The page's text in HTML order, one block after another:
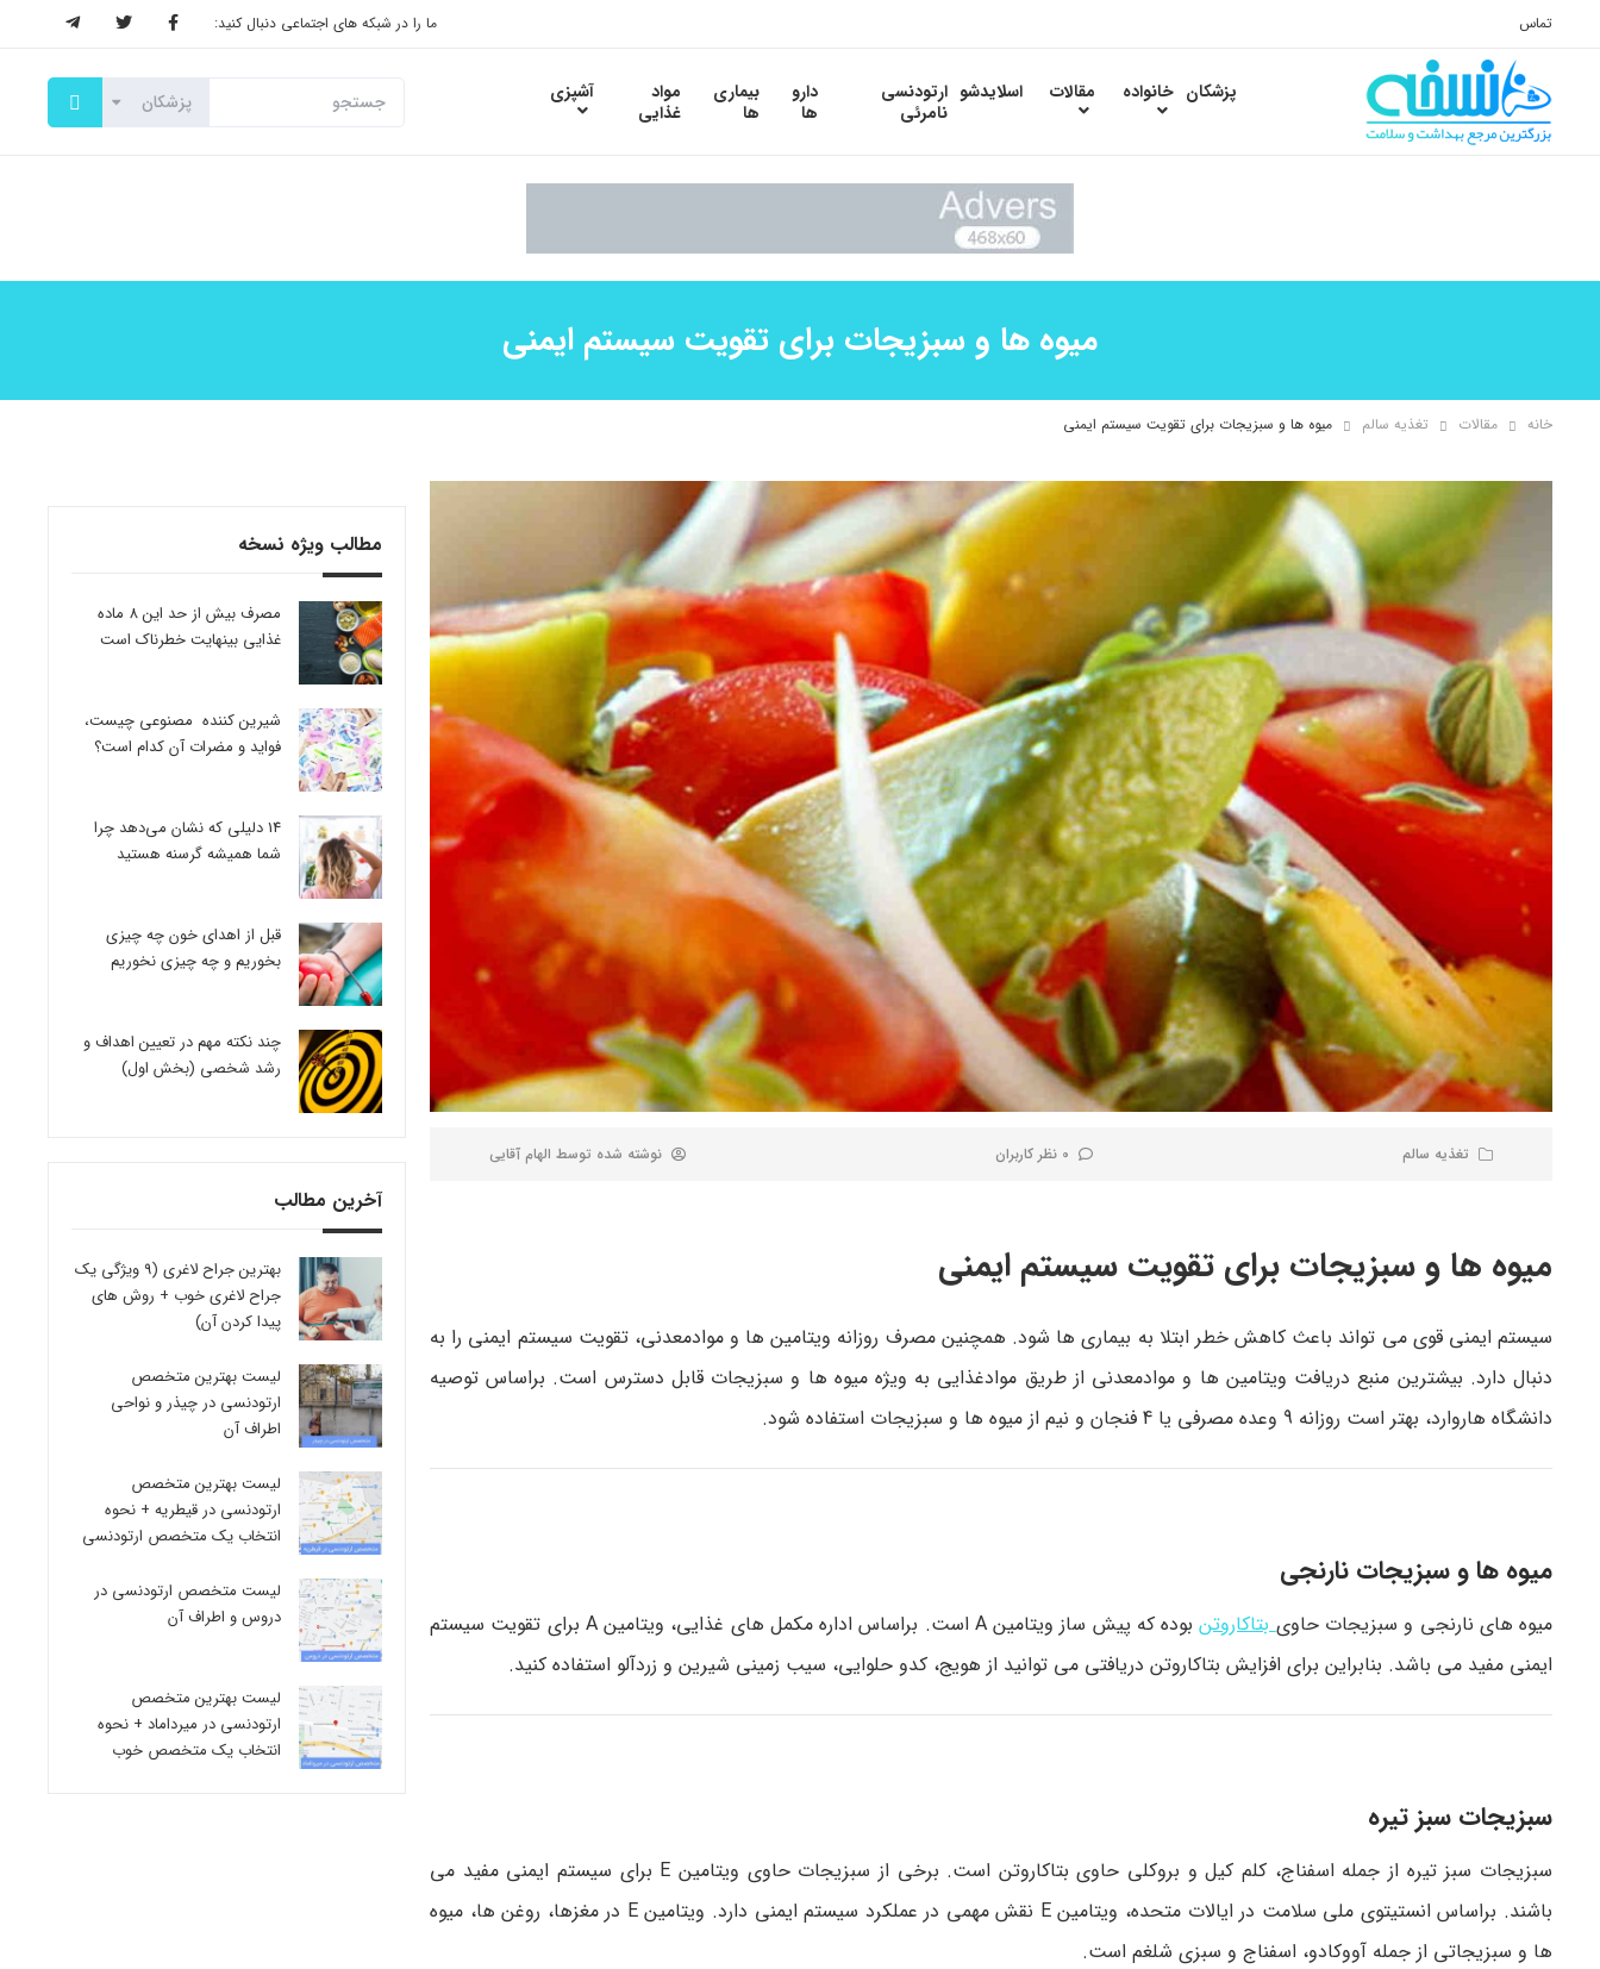
تماس ما را در شبکه های اجتماعی دنبال کنید:
پزشکان خانواده مقالات اسلایدشو ارتودنسی
نامرئی
دارو
ها
بیماری
ها
مواد
غذایی
آشپزی
میوه ها و سبزیجات برای تقویت سیستم ایمنی
خانه مقالات تغذیه سالم میوه ها و سبزیجات برای تقویت سیستم ایمنی
تغذیه سالم 0 نظر کاربران نوشته شده توسط الهام آقایی
میوه ها و سبزیجات برای تقویت سیستم ایمنی
سیستم ایمنی قوی می تواند باعث کاهش خطر ابتلا به بیماری ها شود. همچنین مصرف روزانه ویتامین ها و موادمعدنی، تقویت سیستم ایمنی را به
دنبال دارد. بیشترین منبع دریافت ویتامین ها و موادمعدنی از طریق موادغذایی به ویژه میوه ها و سبزیجات قابل دسترس است. براساس توصیه
دانشگاه هاروارد، بهتر است روزانه 9 وعده مصرفی یا 4 فنجان و نیم از میوه ها و سبزیجات استفاده شود.
میوه ها و سبزیجات نارنجی
میوه های نارنجی و سبزیجات حاویبتاکاروتن
بوده که پیش ساز ویتامین A است. براساس اداره مکمل های غذایی، ویتامین A برای تقویت سیستم
ایمنی مفید می باشد. بنابراین برای افزایش بتاکاروتن دریافتی می توانید از هویج، کدو حلوایی، سیب زمینی شیرین و زردآلو استفاده کنید.
سبزیجات سبز تیره
سبزیجات سبز تیره از جمله اسفناج، کلم کیل و بروکلی حاوی بتاکاروتن است. برخی از سبزیجات حاوی ویتامین E برای سیستم ایمنی مفید می
باشند. براساس انستیتوی ملی سلامت در ایالات متحده، ویتامین E نقش مهمی در عملکرد سیستم ایمنی دارد. ویتامین E در مغزها، روغن ها، میوه
ها و سبزیجاتی از جمله آووکادو، اسفناج و سبزی شلغم است.
مطالب ویژه نسخه
مصرف بیش از حد این 8 ماده
غذایی بینهایت خطرناک است
شیرین کننده مصنوعی چیست،
فواید و مضرات آن کدام است؟
14 دلیلی که نشان می‌دهد چرا
شما همیشه گرسنه هستید
قبل از اهدای خون چه چیزی
بخوریم و چه چیزی نخوریم
چند نکته مهم در تعیین اهداف و
رشد شخصی (بخش اول)
آخرین مطالب
بهترین جراح لاغری (9 ویژگی یک
جراح لاغری خوب + روش های
پیدا کردن آن)
لیست بهترین متخصص
ارتودنسی در چیذر و نواحی
اطراف آن
لیست بهترین متخصص
ارتودنسی در قیطریه + نحوه
انتخاب یک متخصص ارتودنسی
لیست متخصص ارتودنسی در
دروس و اطراف آن
لیست بهترین متخصص
ارتودنسی در میرداماد + نحوه
انتخاب یک متخصص خوب